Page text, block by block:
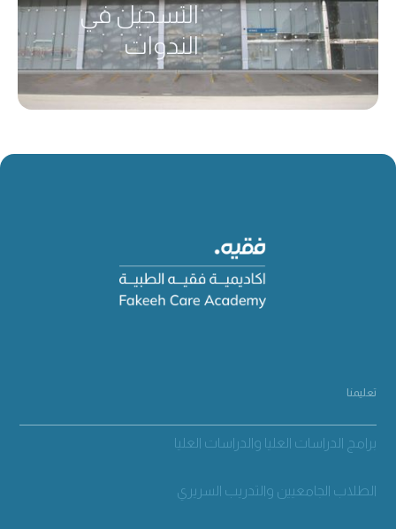
التسجيل في
الندوات
تعليمنا
برامج الدراسات العليا والدراسات العليا
الطلاب الجامعيين والتدريب السريري